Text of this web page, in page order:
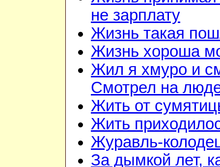
не зарплату
Жизнь такая
Жизнь хороша
Жил я хмуро и
Смотрел на
Жить от
Жить
Журавль-
За дымкой лет,